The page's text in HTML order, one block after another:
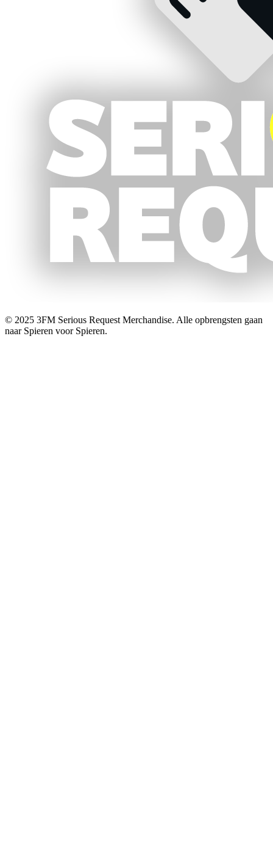
© 2025 3FM Serious Request Merchandise. Alle opbrengsten gaan
naar Spieren voor Spieren.